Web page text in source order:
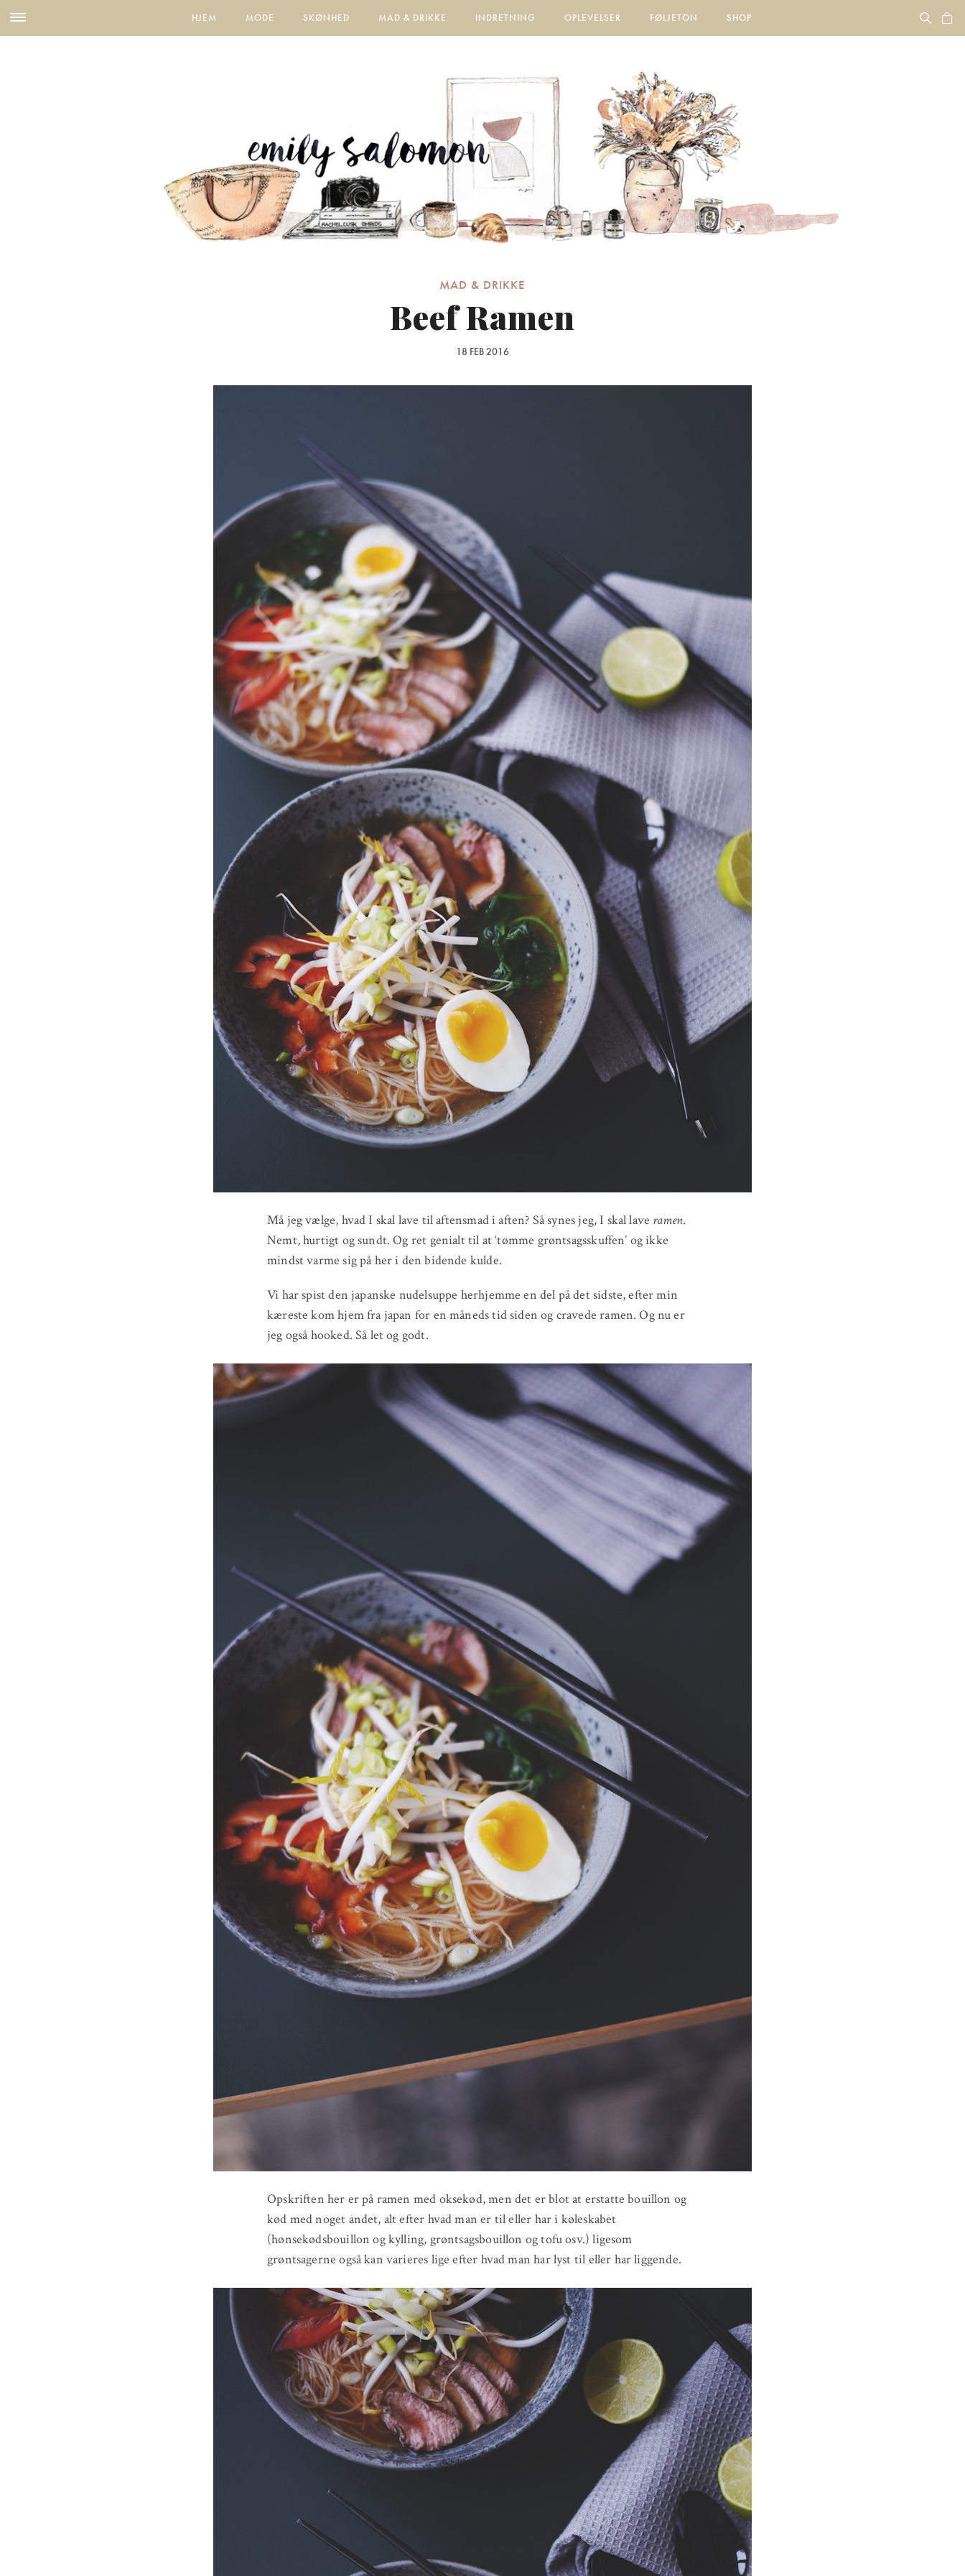
HJEM MODE SKØNHED MAD & DRIKKE INDRETNING OPLEVELSER FØLJETON SHOP
MAD & DRIKKE
Beef Ramen
18 FEB 2016
Må jeg vælge, hvad I skal lave til aftensmad i aften? Så synes jeg, I skal lave ramen.
Nemt, hurtigt og sundt. Og ret genialt til at ‘tømme grøntsagsskuffen’ og ikke
mindst varme sig på her i den bidende kulde.
Vi har spist den japanske nudelsuppe herhjemme en del på det sidste, efter min
kæreste kom hjem fra japan for en måneds tid siden og cravede ramen. Og nu er
jeg også hooked. Så let og godt.
Opskriften her er på ramen med oksekød, men det er blot at erstatte bouillon og
kød med noget andet, alt efter hvad man er til eller har i køleskabet
(hønsekødsbouillon og kylling, grøntsagsbouillon og tofu osv.) ligesom
grøntsagerne også kan varieres lige efter hvad man har lyst til eller har liggende.